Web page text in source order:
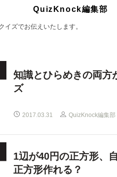
QuizKnock編集部
イズでお伝えいたします。
知識とひらめきの両方
ズ
2017.03.31 QuizKnock編集部
1辺が40円の正方形、
正方形作れる？